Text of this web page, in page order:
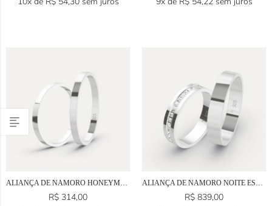
ALIANÇA DE NAMORO HONEYMOON EM PRATA 925
R$ 314,00
ALIANÇA DE NAMORO NOITE ESTELAR EM PRATA 925
R$ 839,00